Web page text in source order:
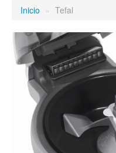
Inicio » Tefal